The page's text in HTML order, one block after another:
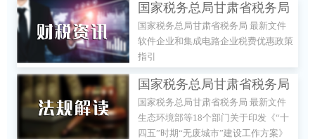
国家税务总局甘肃省税务局
最新文件 软件企业和集成电
路企业税费优惠政策指引
国家税务总局甘肃省税务局 最新文件
软件企业和集成电路企业税费优惠政策
指引
国家税务总局甘肃省税务局
最新文件 生态环境部等18个
部门关于印发《“十四五”时
国家税务总局甘肃省税务局 最新文件
生态环境部等18个部门关于印发《“十
四五”时期“无废城市”建设工作方案》